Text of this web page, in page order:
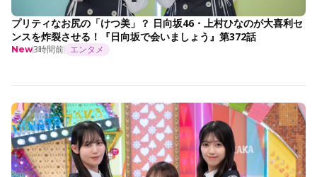
プリティなお尻の「けつ美」？ 日向坂46・上村ひなのが大喜利セ
ンスを炸裂させる！『日向坂で会いましょう』第372話
New3時間前 エンタメ